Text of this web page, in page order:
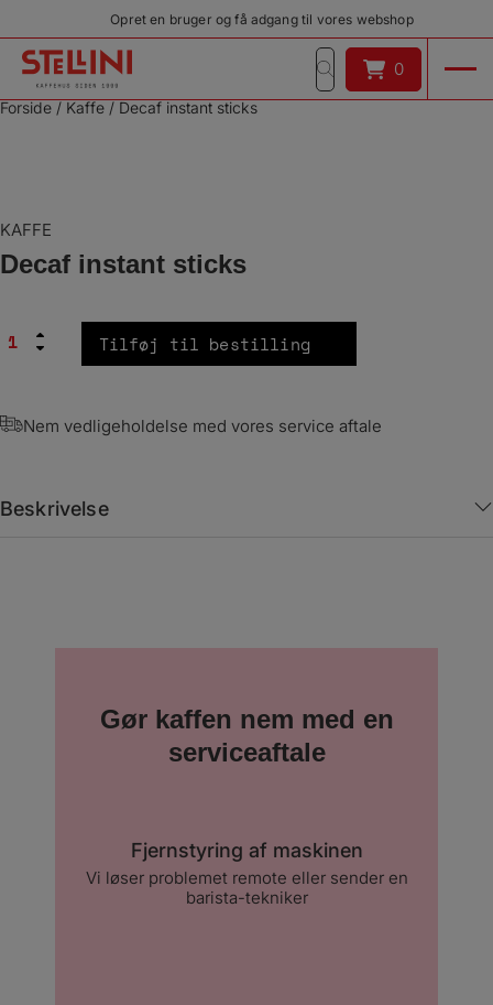
indholdet
Opret en bruger og få adgang til vores webshop
0
0
Forside / Kaffe / Decaf instant sticks
KAFFE
Decaf instant sticks
Decaf
instant
Tilføj til bestilling
Nem vedligeholdelse med vores service aftale
Beskrivelse
Gør kaffen nem med en
serviceaftale
Fjernstyring af maskinen
Vi løser problemet remote eller sender en
barista-tekniker